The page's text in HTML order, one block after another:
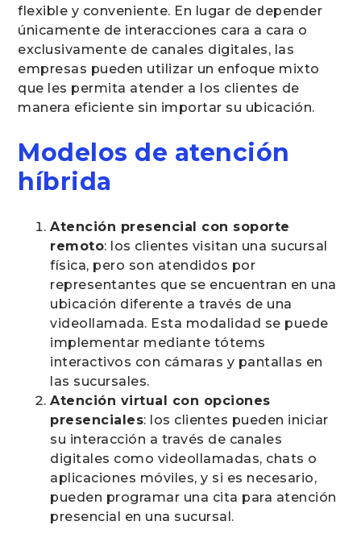
flexible y conveniente. En lugar de depender
únicamente de interacciones cara a cara o
exclusivamente de canales digitales, las
empresas pueden utilizar un enfoque mixto
que les permita atender a los clientes de
manera eficiente sin importar su ubicación.
Modelos de atención
híbrida
Atención presencial con soporte
remoto: los clientes visitan una sucursal
física, pero son atendidos por
representantes que se encuentran en una
ubicación diferente a través de una
videollamada. Esta modalidad se puede
implementar mediante tótems
interactivos con cámaras y pantallas en
las sucursales.
Atención virtual con opciones
presenciales: los clientes pueden iniciar
su interacción a través de canales
digitales como videollamadas, chats o
aplicaciones móviles, y si es necesario,
pueden programar una cita para atención
presencial en una sucursal.